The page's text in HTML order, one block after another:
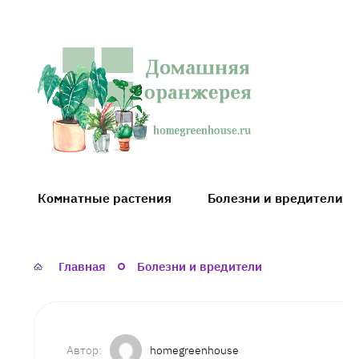
Домашняя
оранжерея
Комнатные растения Болезни и вредители
Главная Болезни и вредители
homegreenhouse